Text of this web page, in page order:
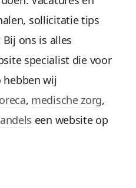
sollicitatie tips
Bij ons is alles
specialist die voor
hebben wij
, medische zorg,
een website op